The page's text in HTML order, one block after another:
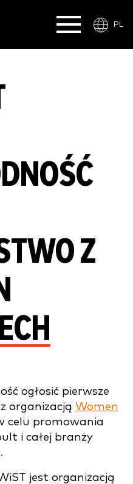
PL
Z
ogłosić pierwsze
organizacją Women
celu promowania
i całej branży
jest organizacją